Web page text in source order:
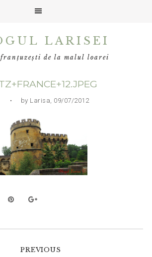
LARISEI
de la malul loarei
• by Larisa, 09/07/2012
PREVIOUS